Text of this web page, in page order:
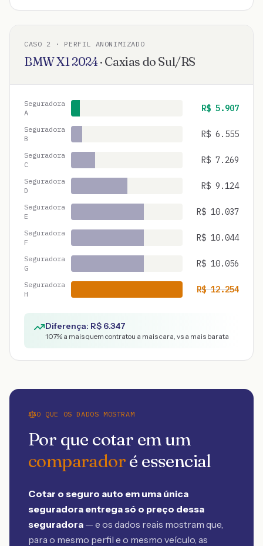
CASO 2 · PERFIL ANONIMIZADO
BMWX12024· Caxias do Sul/RS
Seguradora
A
R$ 5.907
Seguradora
B
R$ 6.555
Seguradora
C
R$ 7.269
Seguradora
D
R$ 9.124
Seguradora
E
R$ 10.037
Seguradora
F
R$ 10.044
Seguradora
G
R$ 10.056
Seguradora
H
R$12.254
Diferença: R$ 6.347
107% a mais quem contratou a mais cara, vs a mais barata
O QUE OS DADOS MOSTRAM
Por que cotar em um
comparadoré essencial
Cotar o seguro auto em uma única
seguradora entrega só o preço dessa
seguradora — e os dados reais mostram que,
para o mesmo perfil e o mesmo veículo, as